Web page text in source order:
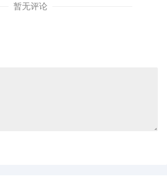
暂无评论